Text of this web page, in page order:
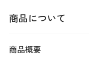
商品について
商品概要